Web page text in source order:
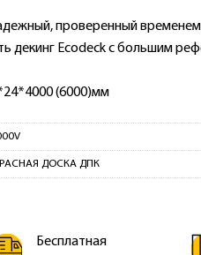
проверенный
декинг Ecodeck с большим
(6000)мм
ДОСКА ДПК
Бесплатная